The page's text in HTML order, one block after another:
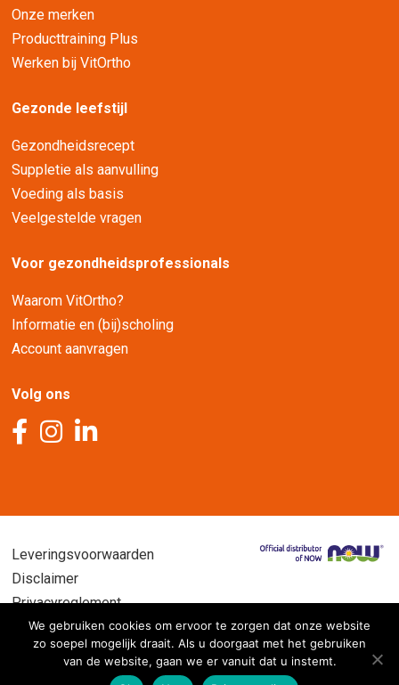
Onze merken
Producttraining Plus
Werken bij VitOrtho
Gezonde leefstijl
Gezondheidsrecept
Suppletie als aanvulling
Voeding als basis
Veelgestelde vragen
Voor gezondheidsprofessionals
Waarom VitOrtho?
Informatie en (bij)scholing
Account aanvragen
Volg ons
Leveringsvoorwaarden
Disclaimer
Privacyreglement
We gebruiken cookies om ervoor te zorgen dat onze website
zo soepel mogelijk draait. Als u doorgaat met het gebruiken
van de website, gaan we er vanuit dat u instemt.